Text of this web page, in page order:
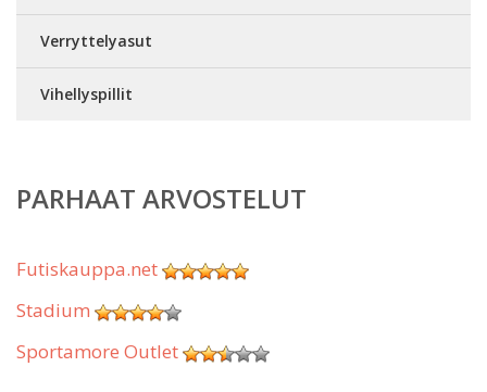
Verryttelyasut
Vihellyspillit
PARHAAT ARVOSTELUT
Futiskauppa.net
Stadium
Sportamore Outlet